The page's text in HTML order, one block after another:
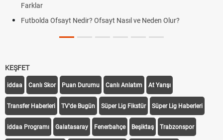
Farklar
Futbolda Ofsayt Nedir? Ofsayt Nasıl ve Neden Olur?
KEŞFET
iddaa Canlı Skor Puan Durumu Canlı Anlatım At Yarışı
Transfer Haberleri TV'de Bugün Süper Lig Fikstür Süper Lig Haberleri
iddaa Programı Galatasaray Fenerbahçe Beşiktaş Trabzonspor